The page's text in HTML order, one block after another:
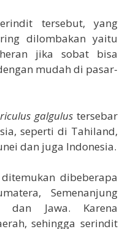
tersebut, yang
dilombakan yaitu
jika sobat bisa
mudah di pasar-
galgulustersebar
seperti di Tahiland,
dan juga Indonesia.
dibeberapa
Semenanjung
dan Jawa. Karena
sehingga serindit